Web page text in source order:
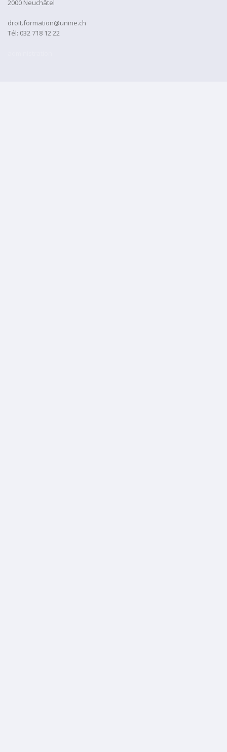
2000 Neuchâtel
droit.formation@unine.ch
Tél: 032 718 12 22